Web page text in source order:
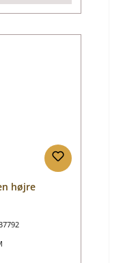
højre